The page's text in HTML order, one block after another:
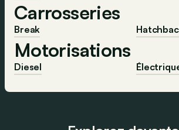
Carrosseries
Break
Motorisations
Diesel